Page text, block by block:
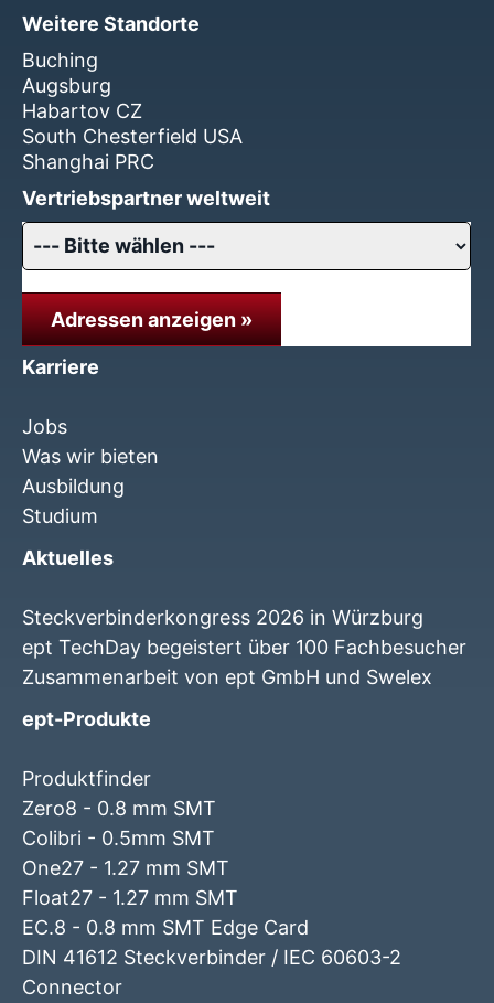
Weitere Standorte
Buching
Augsburg
Habartov CZ
South Chesterfield USA
Shanghai PRC
Vertriebspartner weltweit
Adressen anzeigen »
Karriere
Jobs
Was wir bieten
Ausbildung
Studium
Aktuelles
Steckverbinderkongress 2026 in Würzburg
ept TechDay begeistert über 100 Fachbesucher
Zusammenarbeit von ept GmbH und Swelex
ept-Produkte
Produktfinder
Zero8 - 0.8 mm SMT
Colibri - 0.5mm SMT
One27 - 1.27 mm SMT
Float27 - 1.27 mm SMT
EC.8 - 0.8 mm SMT Edge Card
DIN 41612 Steckverbinder / IEC 60603-2
Connector